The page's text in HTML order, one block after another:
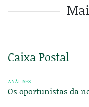
Caixa Postal
ANÁLISES
Os oportunistas da